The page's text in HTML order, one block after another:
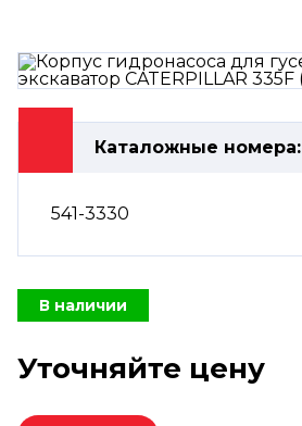
Каталожные номера:
541-3330
В наличии
Уточняйте цену